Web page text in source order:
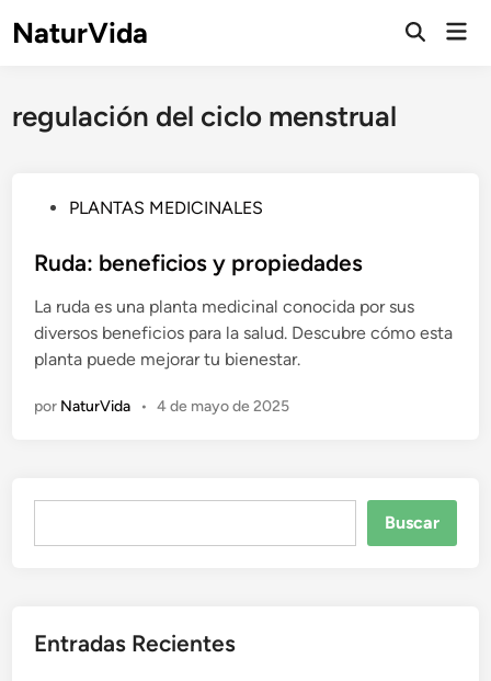
NaturVida
Abrir
regulación del ciclo menstrual
b
i
c
a
o
PLANTAS MEDICINALES
Ruda: beneficios y propiedades
La ruda es una planta medicinal conocida por sus
diversos beneficios para la salud. Descubre cómo esta
planta puede mejorar tu bienestar.
por NaturVida • 4 de mayo de 2025
Buscar
Entradas Recientes